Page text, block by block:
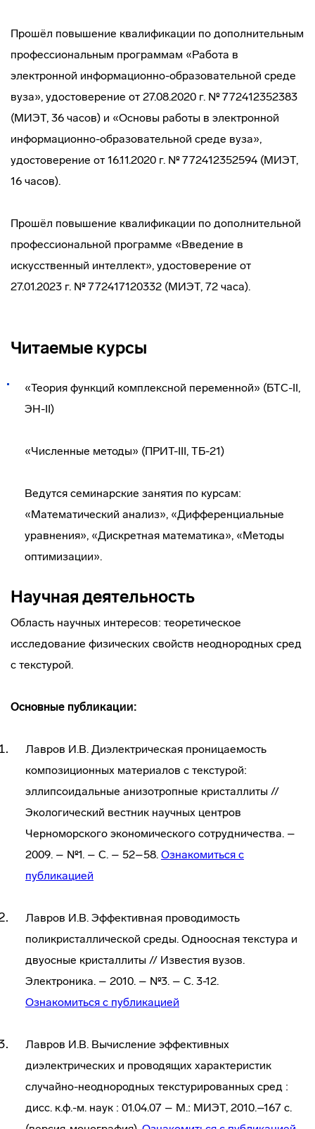
Прошёл повышение квалификации по дополнительным
профессиональным программам «Работа в
электронной информационно-образовательной среде
вуза», удостоверение от 27.08.2020 г. № 772412352383
(МИЭТ, 36 часов) и «Основы работы в электронной
информационно-образовательной среде вуза»,
удостоверение от 16.11.2020 г. № 772412352594 (МИЭТ,
16 часов).
Прошёл повышение квалификации по дополнительной
профессиональной программе «Введение в
искусственный интеллект», удостоверение от
27.01.2023 г. № 772417120332 (МИЭТ, 72 часа).
Читаемые курсы
«Теория функций комплексной переменной» (БТС-II,
ЭН-II)
«Численные методы» (ПРИТ-III, ТБ-21)
Ведутся семинарские занятия по курсам:
«Математический анализ», «Дифференциальные
уравнения», «Дискретная математика», «Методы
оптимизации».
Научная деятельность
Область научных интересов: теоретическое
исследование физических свойств неоднородных сред
с текстурой.
Основные публикации:
Лавров И.В. Диэлектрическая проницаемость
композиционных материалов с текстурой:
эллипсоидальные анизотропные кристаллиты //
Экологический вестник научных центров
Черноморского экономического сотрудничества. –
2009. – №1. – С. – 52–58. Ознакомиться с
публикацией
Лавров И.В. Эффективная проводимость
поликристаллической среды. Одноосная текстура и
двуосные кристаллиты // Известия вузов.
Электроника. – 2010. – №3. – С. 3-12.
Ознакомиться с публикацией
Лавров И.В. Вычисление эффективных
диэлектрических и проводящих характеристик
случайно-неоднородных текстурированных сред :
дисс. к.ф.-м. наук : 01.04.07 – М.: МИЭТ, 2010.–167 с.